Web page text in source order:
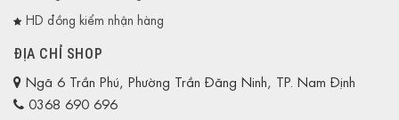
HD đồng kiểm nhận hàng
ĐỊA CHỈ SHOP
Ngã 6 Trần Phú, Phường Trần Đăng Ninh, TP. Nam Định
0368 690 696